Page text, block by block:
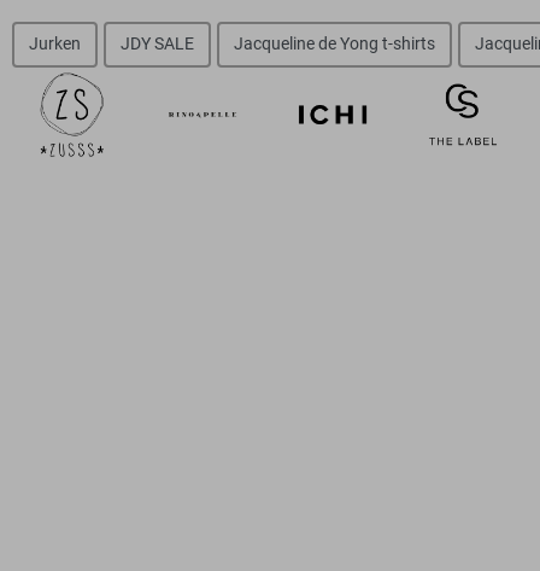
Jurken JDY SALE Jacqueline de Yong t-shirts